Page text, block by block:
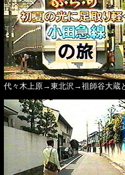
代々木上原→東北沢→祖師谷大蔵